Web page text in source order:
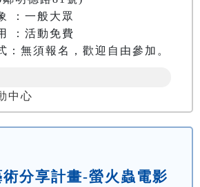
：一般大眾
：活動免費
：無須報名，歡迎自由參加。
中心
分享計畫-螢火蟲電影